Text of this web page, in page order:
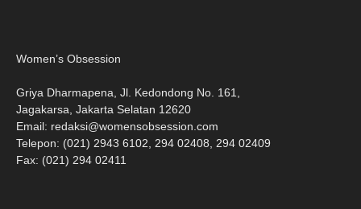
Women’s Obsession
Griya Dharmapena, Jl. Kedondong No. 161,
Jagakarsa, Jakarta Selatan 12620
Email: redaksi@womensobsession.com
Telepon: (021) 2943 6102, 294 02408, 294 02409
Fax: (021) 294 02411